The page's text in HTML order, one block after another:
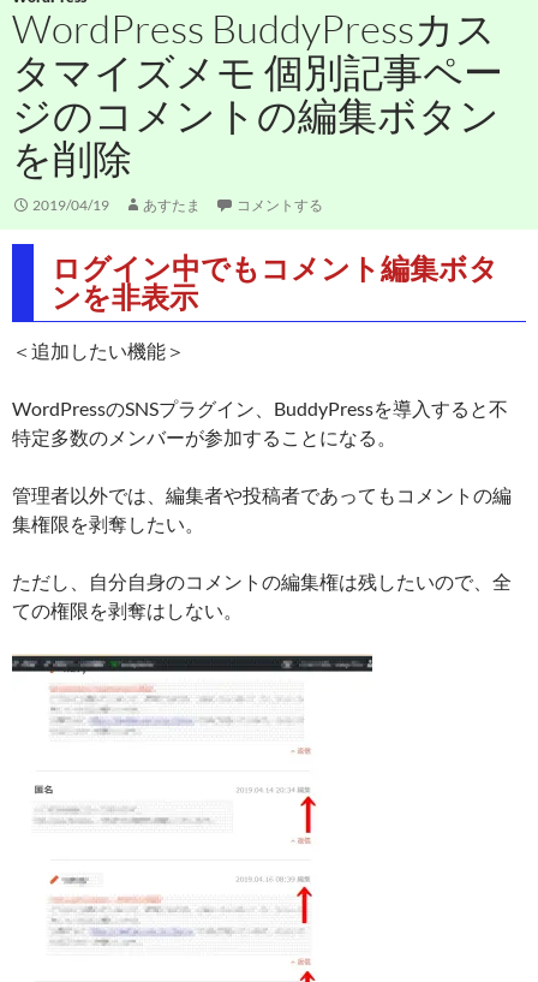
WordPress BuddyPressカス
タマイズメモ 個別記事ペー
ジのコメントの編集ボタン
を削除
2019/04/19 あすたま コメントする
ログイン中でもコメント編集ボタ
ンを非表示
＜追加したい機能＞
WordPressのSNSプラグイン、BuddyPressを導入すると不
特定多数のメンバーが参加することになる。
管理者以外では、編集者や投稿者であってもコメントの編
集権限を剥奪したい。
ただし、自分自身のコメントの編集権は残したいので、全
ての権限を剥奪はしない。